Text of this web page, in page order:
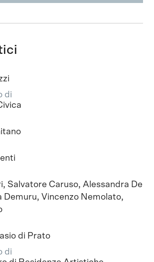
di
Salvatore Caruso, Alessandra De
Demuru, Vincenzo Nemolato,
di Prato
di